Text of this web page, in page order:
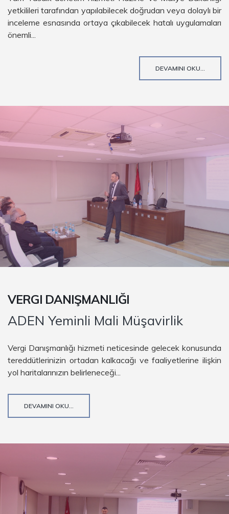
yetkilileri tarafından yapılabilecek doğrudan veya dolaylı bir
inceleme esnasında ortaya çıkabilecek hatalı uygulamaları
önemli...
DEVAMINI OKU...
VERGI DANIŞMANLIĞI
ADEN Yeminli Mali Müşavirlik
Vergi Danışmanlığı hizmeti neticesinde gelecek konusunda
tereddütlerinizin ortadan kalkacağı ve faaliyetlerine ilişkin
yol haritalarınızın belirleneceği...
DEVAMINI OKU...